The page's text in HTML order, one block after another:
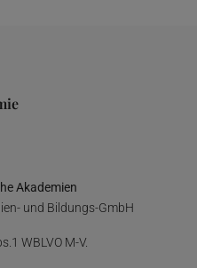
Akademien
und Bildungs-GmbH
WBLVO M-V.